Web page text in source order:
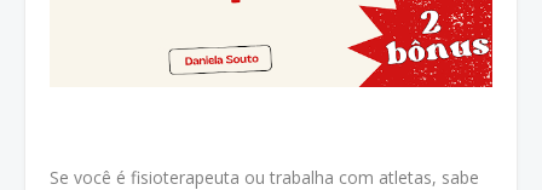
Se você é fisioterapeuta ou trabalha com atletas, sabe